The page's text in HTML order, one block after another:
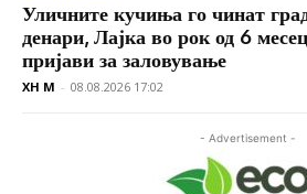
Уличните кучиња го чинат
денари, Лајка во рок од 6
пријави за заловување
XH M - 08.08.2026 17:02
- Advertisement -